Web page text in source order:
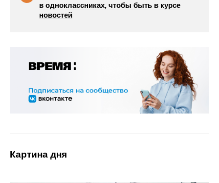
в одноклассниках, чтобы быть в курсе
новостей
Картина дня